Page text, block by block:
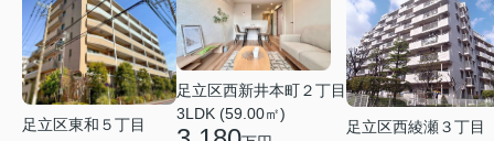
足立区東和５丁目
足立区西新井本町２丁目
3LDK (59.00㎡)
足立区西綾瀬３丁目